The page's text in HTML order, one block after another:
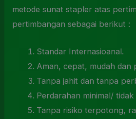
metode sunat stapler atas
pertimbangan sebagai berikut :
Standar Internasioanal.
Aman, cepat, mudah dan
Tanpa jahit dan tanpa
Perdarahan minimal/ tidak
Tanpa risiko terpotong,